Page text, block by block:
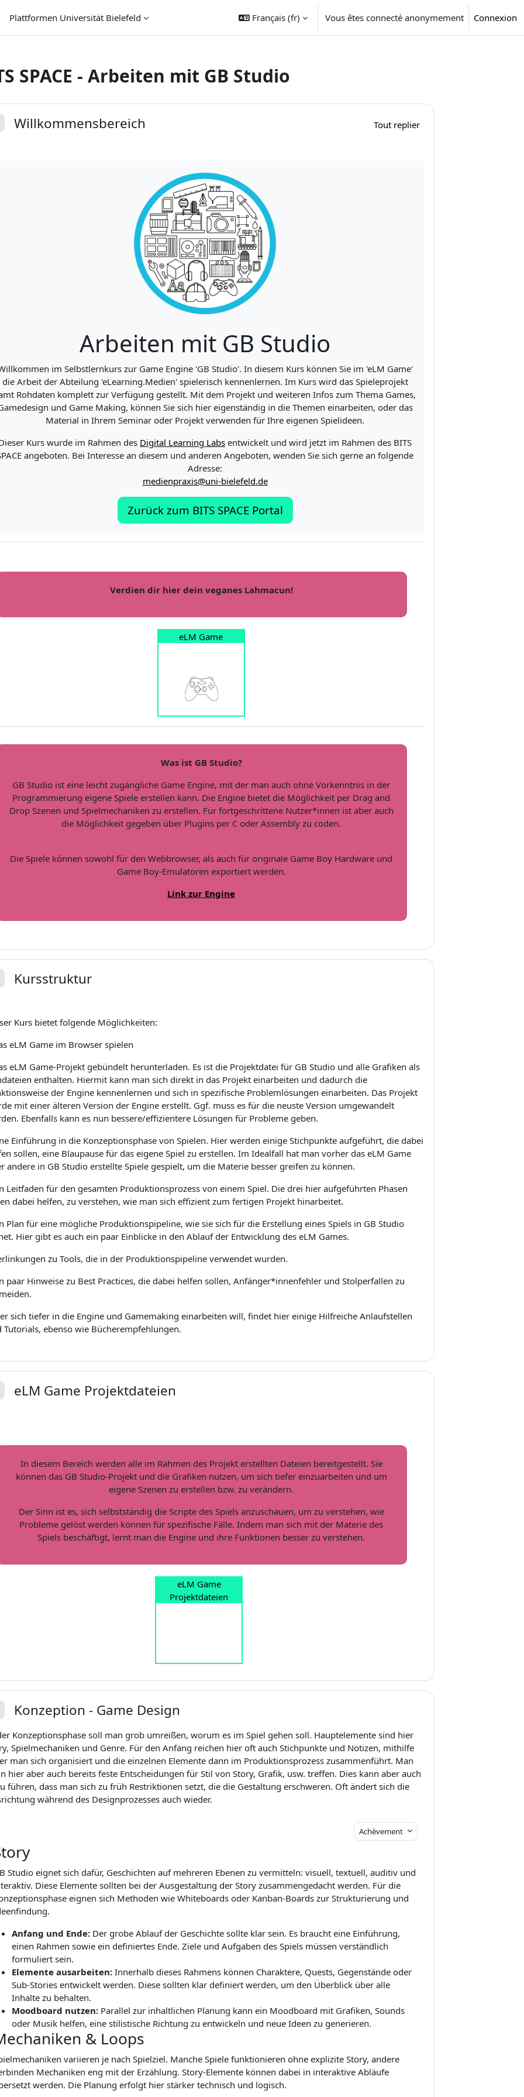
Plattformen Universität Bielefeld Français ‎(fr)‎ Vous êtes connecté anonymement Connexion
SPACE - Arbeiten mit GB Studio
de section
Willkommensbereich Tout replier
Arbeiten mit GB Studio
im Selbstlernkurs zur Game Engine 'GB Studio'. In diesem Kurs können Sie im 'eLM Game'
die Arbeit der Abteilung 'eLearning.Medien' spielerisch kennenlernen. Im Kurs wird das Spieleprojekt
Rohdaten komplett zur Verfügung gestellt. Mit dem Projekt und weiteren Infos zum Thema Games,
und Game Making, können Sie sich hier eigenständig in die Themen einarbeiten, oder das
Material in Ihrem Seminar oder Projekt verwenden für Ihre eigenen Spielideen.
Kurs wurde im Rahmen des Digital Learning Labs entwickelt und wird jetzt im Rahmen des BITS
angeboten. Bei Interesse an diesem und anderen Angeboten, wenden Sie sich gerne an folgende
Adresse:
medienpraxis@uni-bielefeld.de
Zurück zum BITS SPACE Portal
Verdien dir hier dein veganes Lahmacun!
eLM Game
Was ist GB Studio?
GB Studio ist eine leicht zugängliche Game Engine, mit der man auch ohne Vorkenntnis in der
Programmierung eigene Spiele erstellen kann. Die Engine bietet die Möglichkeit per Drag and
Drop Szenen und Spielmechaniken zu erstellen. Für fortgeschrittene Nutzer*innen ist aber auch
die Möglichkeit gegeben über Plugins per C oder Assembly zu coden.
Die Spiele können sowohl für den Webbrowser, als auch für originale Game Boy Hardware und
Game Boy-Emulatoren exportiert werden.
Link zur Engine
Kursstruktur
Kurs bietet folgende Möglichkeiten:
eLM Game im Browser spielen
eLM Game-Projekt gebündelt herunterladen. Es ist die Projektdatei für GB Studio und alle Grafiken als
enthalten. Hiermit kann man sich direkt in das Projekt einarbeiten und dadurch die
der Engine kennenlernen und sich in spezifische Problemlösungen einarbeiten. Das Projekt
mit einer älteren Version der Engine erstellt. Ggf. muss es für die neuste Version umgewandelt
Ebenfalls kann es nun bessere/effizientere Lösungen für Probleme geben.
Einführung in die Konzeptionsphase von Spielen. Hier werden einige Stichpunkte aufgeführt, die dabei
sollen, eine Blaupause für das eigene Spiel zu erstellen. Im Idealfall hat man vorher das eLM Game
andere in GB Studio erstellte Spiele gespielt, um die Materie besser greifen zu können.
Leitfaden für den gesamten Produktionsprozess von einem Spiel. Die drei hier aufgeführten Phasen
dabei helfen, zu verstehen, wie man sich effizient zum fertigen Projekt hinarbeitet.
Plan für eine mögliche Produktionspipeline, wie sie sich für die Erstellung eines Spiels in GB Studio
Hier gibt es auch ein paar Einblicke in den Ablauf der Entwicklung des eLM Games.
zu Tools, die in der Produktionspipeline verwendet wurden.
paar Hinweise zu Best Practices, die dabei helfen sollen, Anfänger*innenfehler und Stolperfallen zu
sich tiefer in die Engine und Gamemaking einarbeiten will, findet hier einige Hilfreiche Anlaufstellen
Tutorials, ebenso wie Bücherempfehlungen.
eLM Game Projektdateien
In diesem Bereich werden alle im Rahmen des Projekt erstellten Dateien bereitgestellt. Sie
können das GB Studio-Projekt und die Grafiken nutzen, um sich tiefer einzuarbeiten und um
eigene Szenen zu erstellen bzw. zu verändern.
Der Sinn ist es, sich selbstständig die Scripte des Spiels anzuschauen, um zu verstehen, wie
Probleme gelöst werden können für spezifische Fälle. Indem man sich mit der Materie des
Spiels beschäftigt, lernt man die Engine und ihre Funktionen besser zu verstehen.
eLM Game
Projektdateien
Konzeption - Game Design
Konzeptionsphase soll man grob umreißen, worum es im Spiel gehen soll. Hauptelemente sind hier
Spielmechaniken und Genre. Für den Anfang reichen hier oft auch Stichpunkte und Notizen, mithilfe
man sich organisiert und die einzelnen Elemente dann im Produktionsprozess zusammenführt. Man
hier aber auch bereits feste Entscheidungen für Stil von Story, Grafik, usw. treffen. Dies kann aber auch
führen, dass man sich zu früh Restriktionen setzt, die die Gestaltung erschweren. Oft ändert sich die
während des Designprozesses auch wieder.
Achèvement
Studio eignet sich dafür, Geschichten auf mehreren Ebenen zu vermitteln: visuell, textuell, auditiv und
Diese Elemente sollten bei der Ausgestaltung der Story zusammengedacht werden. Für die
eignen sich Methoden wie Whiteboards oder Kanban-Boards zur Strukturierung und
Anfang und Ende:Der grobe Ablauf der Geschichte sollte klar sein. Es braucht eine Einführung,
einen Rahmen sowie ein definiertes Ende. Ziele und Aufgaben des Spiels müssen verständlich
formuliert sein.
Elemente ausarbeiten:Innerhalb dieses Rahmens können Charaktere, Quests, Gegenstände oder
Sub-Stories entwickelt werden. Diese sollten klar definiert werden, um den Überblick über alle
Inhalte zu behalten.
Moodboard nutzen:Parallel zur inhaltlichen Planung kann ein Moodboard mit Grafiken, Sounds
oder Musik helfen, eine stilistische Richtung zu entwickeln und neue Ideen zu generieren.
& Loops
variieren je nach Spielziel. Manche Spiele funktionieren ohne explizite Story, andere
Mechaniken eng mit der Erzählung. Story-Elemente können dabei in interaktive Abläufe
werden. Die Planung erfolgt hier stärker technisch und logisch.